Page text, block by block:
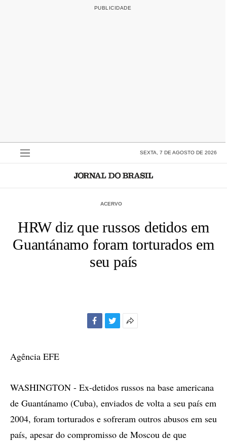
SEXTA, 7 DE AGOSTO DE 2026
ACERVO
HRW diz que russos detidos em
Guantánamo foram torturados em
seu país
Agência EFE
WASHINGTON - Ex-detidos russos na base americana
de Guantánamo (Cuba), enviados de volta a seu país em
2004, foram torturados e sofreram outros abusos em seu
país, apesar do compromisso de Moscou de que